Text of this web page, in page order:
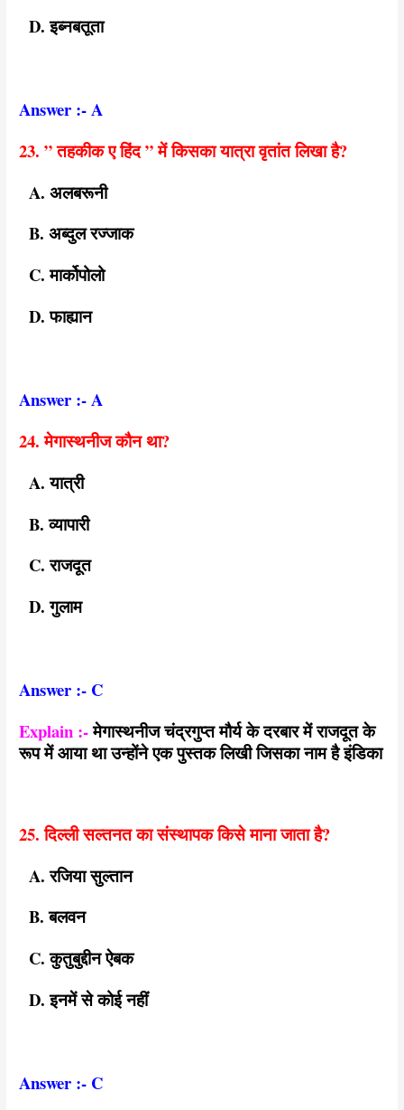
D. इब्नबतूता
Answer :- A
23. ” तहकीक ए हिंद ” में किसका यात्रा वृतांत लिखा है?
A. अलबरूनी
B. अब्दुल रज्जाक
C. मार्कोपोलो
D. फाह्यान
Answer :- A
24. मेगास्थनीज कौन था?
A. यात्री
B. व्यापारी
C. राजदूत
D. गुलाम
Answer :- C
Explain :-मेगास्थनीज चंद्रगुप्त मौर्य के दरबार में राजदूत के
रूप में आया था उन्होंने एक पुस्तक लिखी जिसका नाम है इंडिका
25. दिल्ली सल्तनत का संस्थापक किसे माना जाता है?
A. रजिया सुल्तान
B. बलवन
C. कुतुबुद्दीन ऐबक
D. इनमें से कोई नहीं
Answer :- C